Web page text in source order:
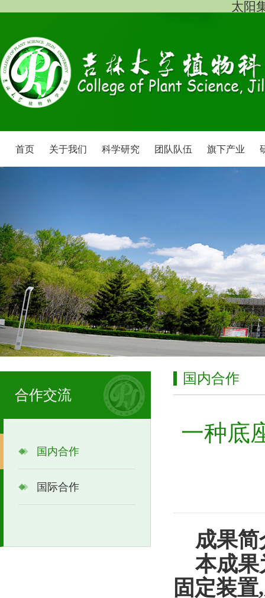
太阳
首页 关于我们 科学研究 团队队伍 旗下产业
合作交流
国内合作
国际合作
国内合作
一种底
成果简
本成果
固定装置,